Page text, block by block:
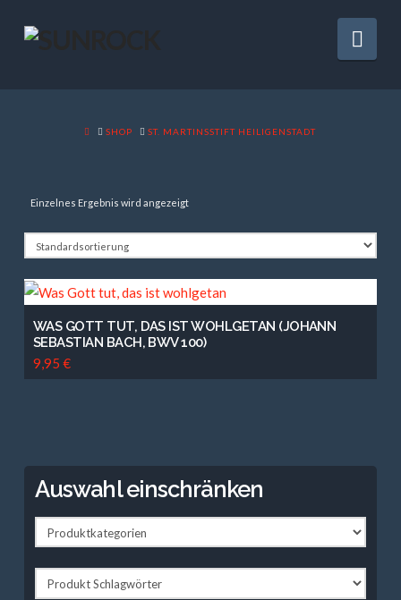
HOME
SHOP ST. MARTINSSTIFT HEILIGENSTADT
Einzelnes Ergebnis wird angezeigt
WAS GOTT TUT, DAS IST WOHLGETAN (JOHANN
SEBASTIAN BACH, BWV 100)
9,95 €
Auswahl einschränken